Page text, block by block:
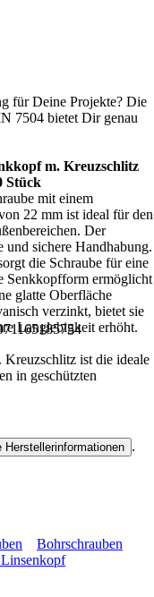
für Deine Projekte? Die
7504 bietet Dir genau
m. Kreuzschlitz
Stück
mit einem
22 mm ist ideal für den
Der
sichere Handhabung.
die Schraube für eine
Senkkopfform ermöglicht
glatte Oberfläche
verzinkt, bietet sie
Langlebigkeit erhöht.
ist die ideale
in geschützten
Herstellerinformationen .
Bohrschrauben